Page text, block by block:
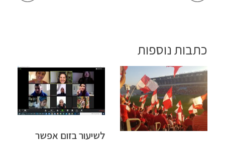
כתבות נוספות
לשיעור בזום אפשר